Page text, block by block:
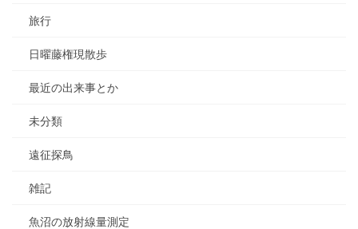
旅行
日曜藤権現散歩
最近の出来事とか
未分類
遠征探鳥
雑記
魚沼の放射線量測定